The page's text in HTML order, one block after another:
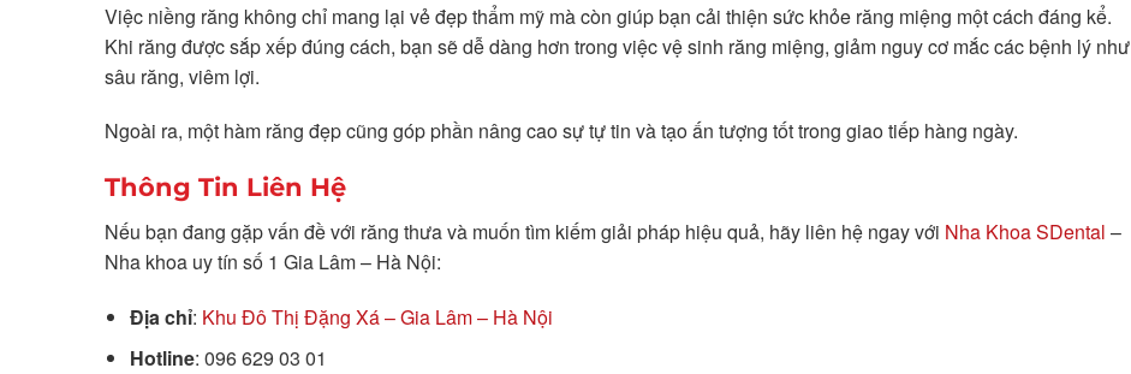
Việc niềng răng không chỉ mang lại vẻ đẹp thẩm mỹ mà còn giúp bạn cải thiện sức khỏe răng miệng một cách đáng kể.
Khi răng được sắp xếp đúng cách, bạn sẽ dễ dàng hơn trong việc vệ sinh răng miệng, giảm nguy cơ mắc các bệnh lý như
sâu răng, viêm lợi.
Ngoài ra, một hàm răng đẹp cũng góp phần nâng cao sự tự tin và tạo ấn tượng tốt trong giao tiếp hàng ngày.
Thông Tin Liên Hệ
Nếu bạn đang gặp vấn đề với răng thưa và muốn tìm kiếm giải pháp hiệu quả, hãy liên hệ ngay với Nha Khoa SDental –
Nha khoa uy tín số 1 Gia Lâm – Hà Nội:
Địa chỉ: Khu Đô Thị Đặng Xá – Gia Lâm – Hà Nội
Hotline: 096 629 03 01